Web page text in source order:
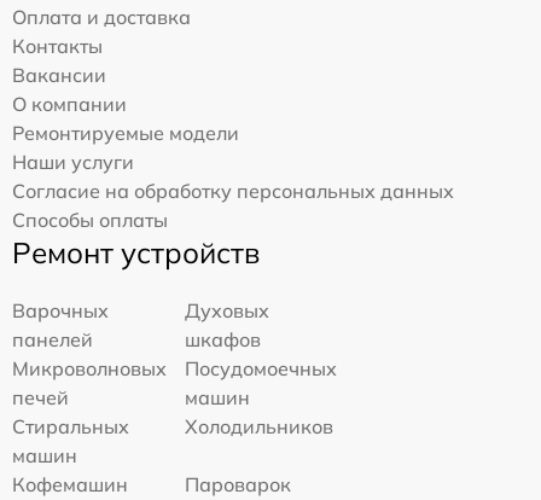
Оплата и доставка
Контакты
Вакансии
О компании
Ремонтируемые модели
Наши услуги
Согласие на обработку персональных данных
Способы оплаты
Ремонт устройств
Варочных
панелей
Духовых
шкафов
Микроволновых
печей
Посудомоечных
машин
Стиральных
машин
Холодильников
Кофемашин
Пароварок